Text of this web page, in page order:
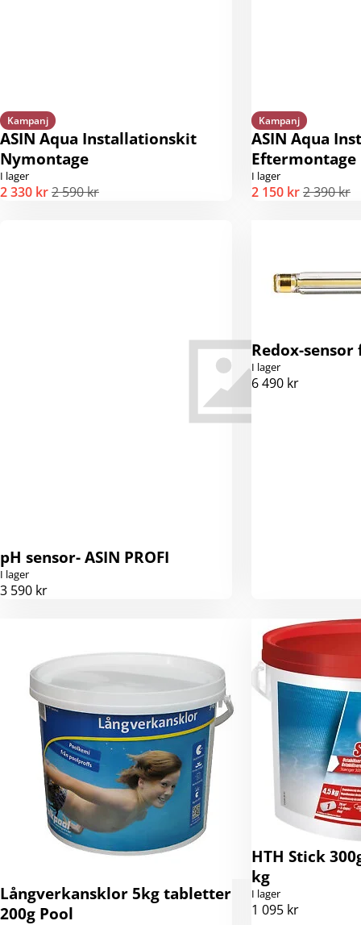
Kampanj
ASIN Aqua Installationskit
Nymontage
I lager
2 330 kr2 590 kr
Kampanj
ASIN Aqua
Eftermontage
I lager
2 150 kr2 390 kr
pH sensor- ASIN PROFI
I lager
3 590 kr
Redox-
I lager
6 490 kr
Långverkansklor 5kg tabletter
200g Pool
HTH Stick
kg
I lager
1 095 kr